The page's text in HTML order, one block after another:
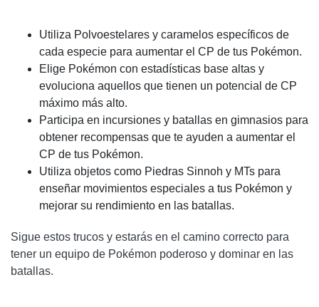
Utiliza Polvoestelares y caramelos específicos de
cada especie para aumentar el CP de tus Pokémon.
Elige Pokémon con estadísticas base altas y
evoluciona aquellos que tienen un potencial de CP
máximo más alto.
Participa en incursiones y batallas en gimnasios para
obtener recompensas que te ayuden a aumentar el
CP de tus Pokémon.
Utiliza objetos como Piedras Sinnoh y MTs para
enseñar movimientos especiales a tus Pokémon y
mejorar su rendimiento en las batallas.
Sigue estos trucos y estarás en el camino correcto para
tener un equipo de Pokémon poderoso y dominar en las
batallas.